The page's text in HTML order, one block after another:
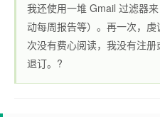
我还使用一堆 Gmail 过滤器
动每周报告等）。再一次，虔
次没有费心阅读，我没有注
退订。?